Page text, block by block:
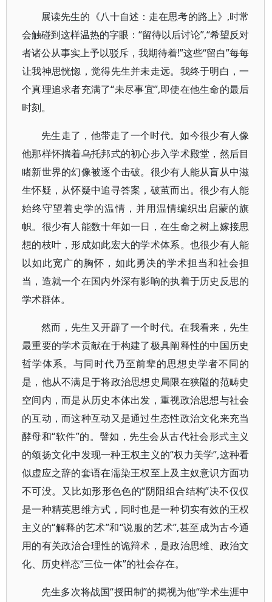
展读先生的《八十自述：走在思考的路上》,时常
会触碰到这样温热的字眼：“留待以后讨论”,“希望反对
者诸公从事实上予以驳斥，我期待着!”这些“留白”每每
让我神思恍惚，觉得先生并未走远。我终于明白，一
个真理追求者充满了“未尽事宜”,即使在他生命的最后
时刻。
先生走了，他带走了一个时代。如今很少有人像
他那样怀揣着乌托邦式的初心步入学术殿堂，然后目
睹新世界的幻像被逐个击破。很少有人能从盲从中滋
生怀疑，从怀疑中追寻答案，破茧而出。很少有人能
始终守望着史学的温情，并用温情编织出启蒙的旗
帜。很少有人能数十年如一日，在生命之树上嫁接思
想的枝叶，形成如此宏大的学术体系。也很少有人能
以如此宽广的胸怀，如此勇决的学术担当和社会担
当，造就一个在国内外深有影响的执着于历史反思的
学术群体。
然而，先生又开辟了一个时代。在我看来，先生
最重要的学术贡献在于构建了极具阐释性的中国历史
哲学体系。与同时代乃至前辈的思想史学者不同的
是，他从不满足于将政治思想史局限在狭隘的范畴史
空间内，而是从历史本体出发，重视政治思想与社会
的互动，而这种互动又是通过生态性政治文化来充当
酵母和“软件”的。譬如，先生会从古代社会形式主义
的颂扬文化中发现一种王权主义的“权力美学”,这种看
似虚应之辞的套语在濡染王权至上及主奴意识方面功
不可没。又比如形形色色的“阴阳组合结构”决不仅仅
是一种精英思维方式，同时也是一种切实有效的王权
主义的“解释的艺术”和“说服的艺术”,甚至成为古今通
用的有关政治合理性的诡辩术，是政治思维、政治文
化、历史样态“三位一体”的社会存在。
先生多次将战国“授田制”的揭视为他“学术生涯中